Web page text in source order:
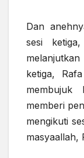
Dan
sesi
ketiga,
membujuk
memberi
mengikuti
masyaallah,